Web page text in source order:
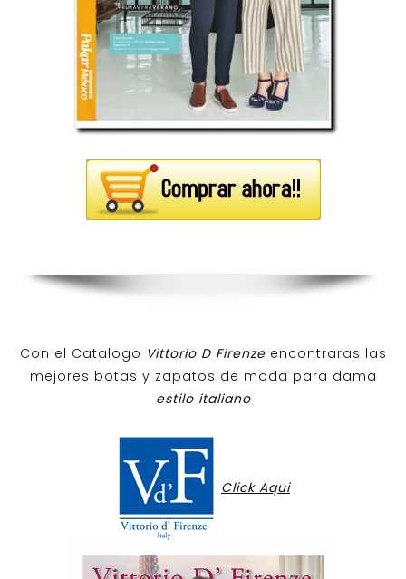
Con el Catalogo Vittorio D Firenzeencontraras las
mejores botas y zapatos de moda para dama
estilo italiano
Click Aqui